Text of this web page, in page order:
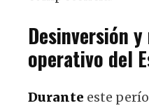
Desinversión
operativo del
Durante este